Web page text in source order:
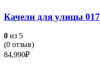
Качели для улицы 017
0 из 5
(0 отзыв)
84,990₽